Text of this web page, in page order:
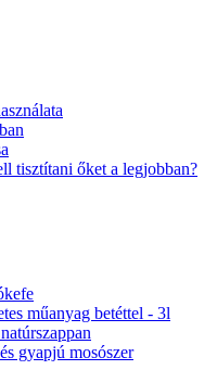
tisztítani őket a legjobban?
műanyag betéttel - 3l
gyapjú mosószer